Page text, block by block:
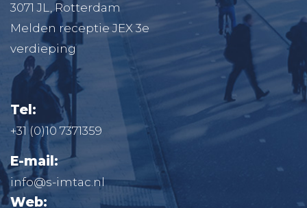
3071 JL, Rotterdam
Melden receptie JEX 3e
verdieping
Tel:
+31 (0)10 7371359
E-mail:
info@s-imtac.nl
Web: